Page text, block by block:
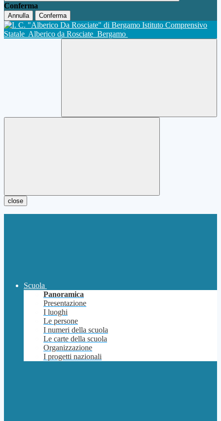
Conferma
Annulla Conferma
Istituto Comprensivo
Statale Alberico da Rosciate Bergamo
close
Scuola
Panoramica
Presentazione
I luoghi
Le persone
I numeri della scuola
Le carte della scuola
Organizzazione
I progetti nazionali